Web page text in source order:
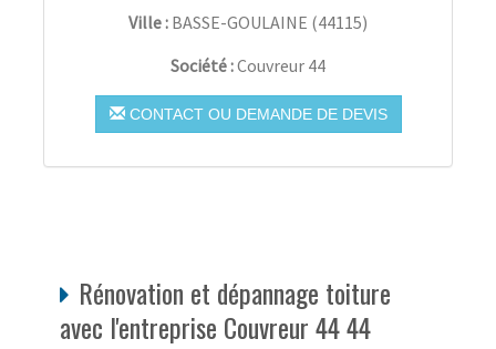
Ville : BASSE-GOULAINE (44115)
Société :Couvreur 44
CONTACT OU DEMANDE DE DEVIS
Rénovation et dépannage toiture
avec l'entreprise Couvreur 44 44